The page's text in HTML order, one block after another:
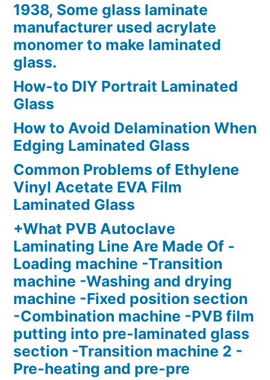
1938, Some glass laminate
manufacturer used acrylate
monomer to make laminated
glass.
How-to DIY Portrait Laminated
Glass
How to Avoid Delamination When
Edging Laminated Glass
Common Problems of Ethylene
Vinyl Acetate EVA Film
Laminated Glass
+What PVB Autoclave
Laminating Line Are Made Of -
Loading machine -Transition
machine -Washing and drying
machine -Fixed position section
-Combination machine -PVB film
putting into pre-laminated glass
section -Transition machine 2 -
Pre-heating and pre-pre